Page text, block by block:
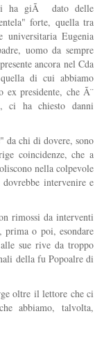
ha giÃ dato delle
forte, quella tra
universitaria Eugenia
uomo da sempre
ancora nel Cda
di cui abbiamo
presidente, che Ã¨
ci ha chiesto danni
da chi di dovere, sono
coincidenze, che a
nella colpevole
intervenire e
rimossi da interventi
o poi, esondare
sue rive da troppo
della fu Popoalre di
oltre il lettore che ci
abbiamo, talvolta,